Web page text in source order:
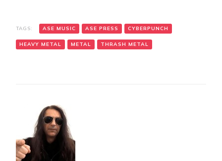
TAGS: ASE MUSIC ASE PRESS CYBERPUNCH
HEAVY METAL METAL THRASH METAL